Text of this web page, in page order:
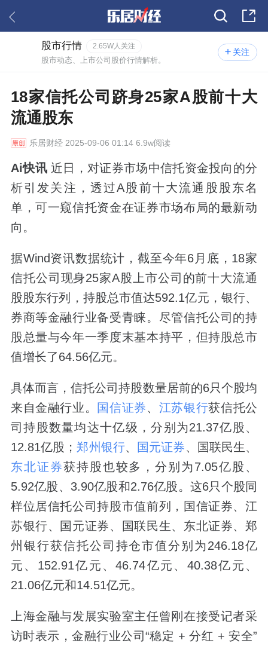
关注
股市行情 2.65W人关注
股市动态、上市公司股价行情解析。
18家信托公司跻身25家A股前十大
流通股东
乐居财经2025-09-06 01:14 6.9w阅读
Ai快讯近日，对证券市场中信托资金投向的分
析引发关注，透过A股前十大流通股股东名
单，可一窥信托资金在证券市场布局的最新动
向。
据Wind资讯数据统计，截至今年6月底，18家
信托公司现身25家A股上市公司的前十大流通
股股东行列，持股总市值达592.1亿元，银行、
券商等金融行业备受青睐。尽管信托公司的持
股总量与今年一季度末基本持平，但持股总市
值增长了64.56亿元。
具体而言，信托公司持股数量居前的6只个股均
来自金融行业。
国信证券、 江苏银行获信托公
司持股数量均达十亿级，分别为21.37亿股、
12.81亿股；郑州银行、 国元证券、国联民生、
东北证券获持股也较多，分别为7.05亿股、
5.92亿股、3.90亿股和2.76亿股。这6只个股同
样位居信托公司持股市值前列，国信证券、江
苏银行、国元证券、国联民生、东北证券、郑
州银行获信托公司持仓市值分别为246.18亿
元、152.91亿元、46.74亿元、40.38亿元、
21.06亿元和14.51亿元。
上海金融与发展实验室主任曾刚在接受记者采
访时表示，金融行业公司“稳定 + 分红 + 安全”